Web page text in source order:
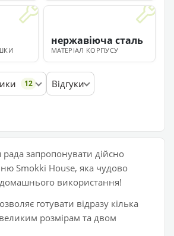
МАТЕРІАЛ КОРПУСУ
нержавіюча сталь
12
Відгуки
запропонувати дійсно
Smokki House, яка чудово
використання!
готувати відразу кілька
розмірам та двом